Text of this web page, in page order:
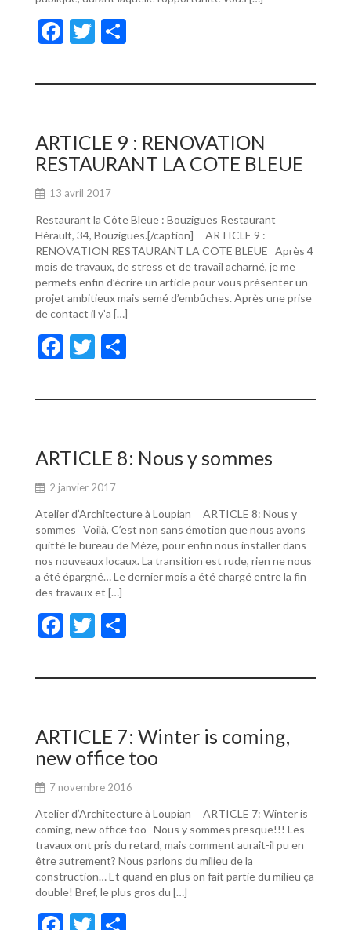
F
e
o
o
k
T
itt ta
er
ARTICLE 9 : RENOVATION
RESTAURANT LA COTE BLEUE
13 avril 2017
Restaurant la Côte Bleue : Bouzigues Restaurant
Hérault, 34, Bouzigues.[/caption] ARTICLE 9 :
RENOVATION RESTAURANT LA COTE BLEUE Après 4
mois de travaux, de stress et de travail acharné, je me
permets enfin d’écrire un article pour vous présenter un
projet ambitieux mais semé d’embûches. Après une prise
de contact il y’a […]
F
e
o
o
k
T
itt ta
er
ARTICLE 8: Nous y sommes
2 janvier 2017
Atelier d’Architecture à Loupian ARTICLE 8: Nous y
sommes Voilà, C’est non sans émotion que nous avons
quitté le bureau de Mèze, pour enfin nous installer dans
nos nouveaux locaux. La transition est rude, rien ne nous
a été épargné… Le dernier mois a été chargé entre la fin
des travaux et […]
F
e
o
o
k
T
itt ta
er
ARTICLE 7: Winter is coming,
new office too
7 novembre 2016
Atelier d’Architecture à Loupian ARTICLE 7: Winter is
coming, new office too Nous y sommes presque!!! Les
travaux ont pris du retard, mais comment aurait-il pu en
être autrement? Nous parlons du milieu de la
construction… Et quand en plus on fait partie du milieu ça
double! Bref, le plus gros du […]